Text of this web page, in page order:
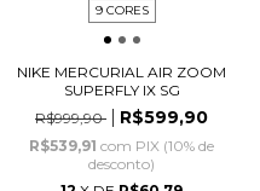
9 CORES
NIKE MERCURIAL AIR ZOOM
SUPERFLY IX SG
R$999,90
R$599,90
R$539,91 com PIX (10% de
desconto)